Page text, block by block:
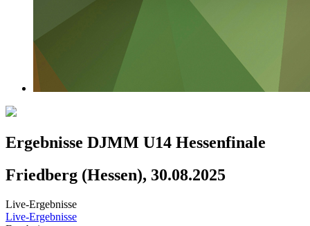
Ergebnisse DJMM U14 Hessenfinale
Friedberg (Hessen), 30.08.2025
Live-Ergebnisse
Live-Ergebnisse